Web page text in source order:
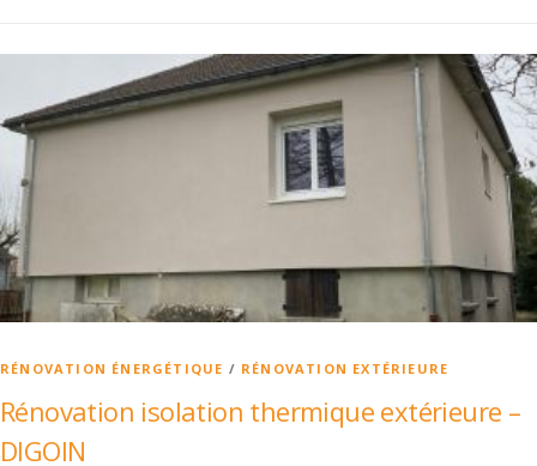
RÉNOVATION ÉNERGÉTIQUE / RÉNOVATION EXTÉRIEURE
Rénovation isolation thermique extérieure –
DIGOIN